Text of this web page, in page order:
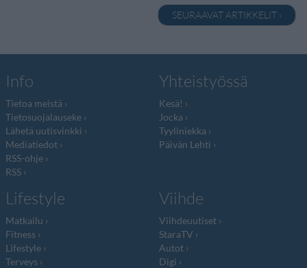
SEURAAVAT ARTIKKELIT ›
Info
Tietoa meistä
Tietosuojalauseke
Lähetä uutisvinkki
Mediatiedot
RSS-ohje
RSS
Yhteistyössä
Kesä!
Jocka
Tyyliniekka
Päivän Lehti
Lifestyle
Matkailu
Fitness
Lifestyle
Terveys
Viihde
Viihdeuutiset
StaraTV
Autot
Digi